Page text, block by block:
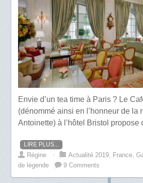
Envie d’un tea time à Paris ? Le
(dénommé ainsi en l’honneur de la
Antoinette) à l’hôtel Bristol propose
LIRE PLUS...
Régine ⋅ Actualité 2019, France,
de légende
9 Comments